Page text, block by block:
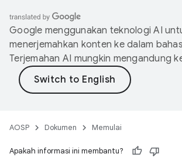
Google menggunakan teknologi AI
menerjemahkan konten ke dalam
Terjemahan AI mungkin mengandung
AOSP Dokumen Memulai
Apakah informasi ini membantu?